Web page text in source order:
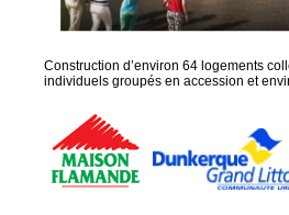
Construction d’environ 64 logements
individuels groupés en accession et